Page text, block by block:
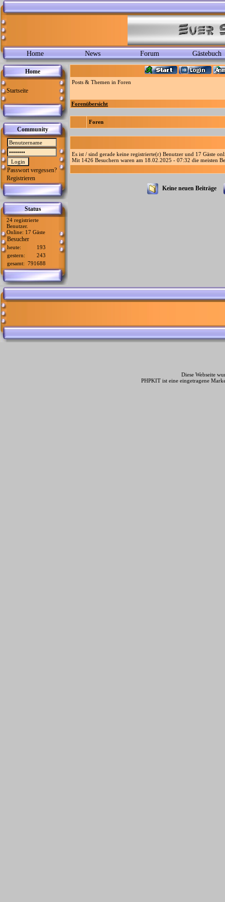
Home News Forum Gästebuch
Home
Startseite
Community
Passwort vergessen?
Registrieren
Status
24 registrierte
Benutzer.
Online: 17 Gäste
Besucher
heute:
193
gestern:
243
gesamt: 791688
Posts & Themen in Foren
Forenübersicht
Foren
Es ist / sind gerade keine registrierte(r) Benutzer und 17 Gäste
Mit 1426 Besuchern waren am 18.02.2025 - 07:32 die meisten
Keine neuen Beiträge
Diese Webseite
PHPKIT ist eine eingetragene